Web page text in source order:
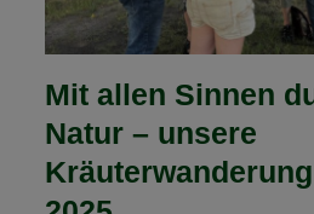
Mit allen Sinnen
Natur – unsere